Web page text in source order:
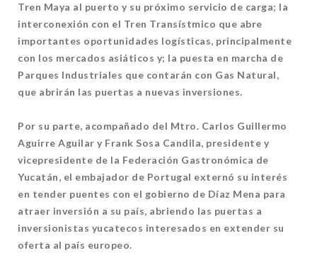
Tren Maya al puerto y su próximo servicio de carga; la
interconexión con el Tren Transístmico que abre
importantes oportunidades logísticas, principalmente
con los mercados asiáticos y; la puesta en marcha de
Parques Industriales que contarán con Gas Natural,
que abrirán las puertas a nuevas inversiones.
Por su parte, acompañado del Mtro. Carlos Guillermo
Aguirre Aguilar y Frank Sosa Candila, presidente y
vicepresidente de la Federación Gastronómica de
Yucatán, el embajador de Portugal externó su interés
en tender puentes con el gobierno de Díaz Mena para
atraer inversión a su país, abriendo las puertas a
inversionistas yucatecos interesados en extender su
oferta al país europeo.